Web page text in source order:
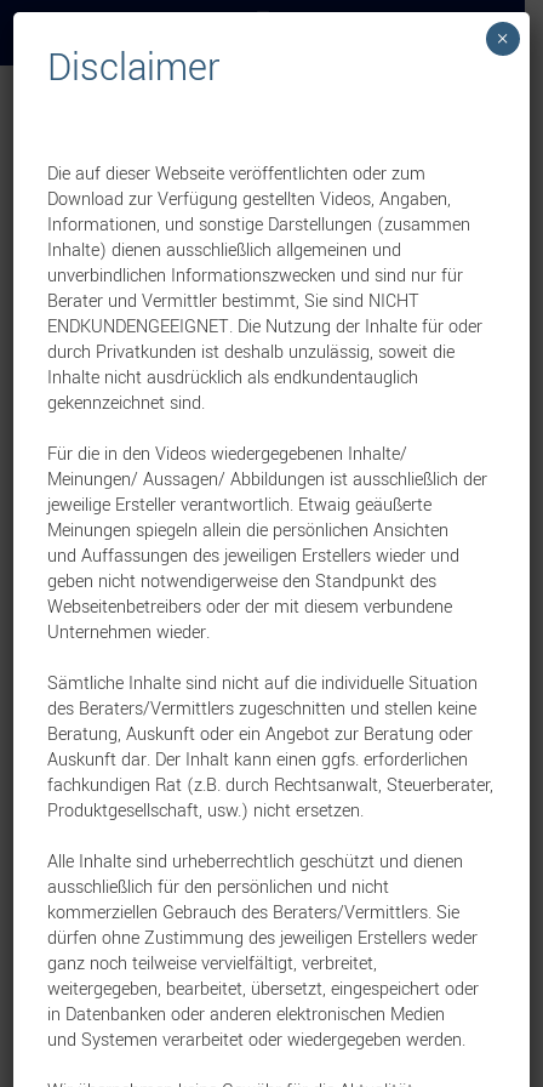
HDI-Webinar-Freitag – Monat Dezember
HDI Lebensversicherung AG Leben 3. Dezember 2025
HDI präsentiert neues Vermarktungspaket in der
bAV
HDI Lebensversicherung AG
19. November 2025
HDI-Termine im Jahresendgeschäft 2025
HDI Lebensversicherung AG Leben 12. November 2025
HDI Lebensversicherung AG Leben 12. November 2025
Einfach machen: Berufsunfähigkeitsschutz für
HDI Lebensversicherung AG Leben 5. November 2025
HDI-Webinar-Freitag – Monat November
HDI Lebensversicherung AG Leben 29. Oktober 2025
Disclaimer
Die auf dieser Webseite veröffentlichten oder zum
Download zur Verfügung gestellten Videos, Angaben,
Informationen, und sonstige Darstellungen (zusammen
Inhalte) dienen ausschließlich allgemeinen und
unverbindlichen Informationszwecken und sind nur für
Berater und Vermittler bestimmt, Sie sind NICHT
ENDKUNDENGEEIGNET. Die Nutzung der Inhalte für oder
durch Privatkunden ist deshalb unzulässig, soweit die
Inhalte nicht ausdrücklich als endkundentauglich
gekennzeichnet sind.
Für die in den Videos wiedergegebenen Inhalte/
Meinungen/ Aussagen/ Abbildungen ist ausschließlich der
jeweilige Ersteller verantwortlich. Etwaig geäußerte
Meinungen spiegeln allein die persönlichen Ansichten
und Auffassungen des jeweiligen Erstellers wieder und
geben nicht notwendigerweise den Standpunkt des
Webseitenbetreibers oder der mit diesem verbundene
Unternehmen wieder.
Sämtliche Inhalte sind nicht auf die individuelle Situation
des Beraters/Vermittlers zugeschnitten und stellen keine
Beratung, Auskunft oder ein Angebot zur Beratung oder
Auskunft dar. Der Inhalt kann einen ggfs. erforderlichen
fachkundigen Rat (z.B. durch Rechtsanwalt, Steuerberater,
Produktgesellschaft, usw.) nicht ersetzen.
Alle Inhalte sind urheberrechtlich geschützt und dienen
ausschließlich für den persönlichen und nicht
kommerziellen Gebrauch des Beraters/Vermittlers. Sie
dürfen ohne Zustimmung des jeweiligen Erstellers weder
ganz noch teilweise vervielfältigt, verbreitet,
weitergegeben, bearbeitet, übersetzt, eingespeichert oder
in Datenbanken oder anderen elektronischen Medien
und Systemen verarbeitet oder wiedergegeben werden.
×